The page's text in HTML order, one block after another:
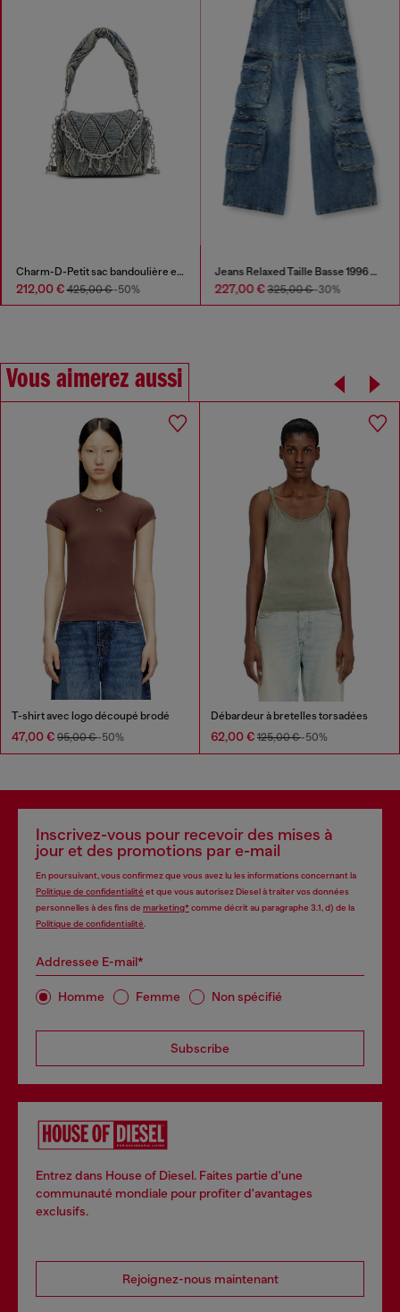
Charm-D-Petit sac bandoulière en denim matelassé
212,00 €425,00 €-50%
Jeans Relaxed Taille Basse 1996 D-Sire
227,00 €325,00 €-30%
Vous aimerez aussi
T-shirt avec logo découpé brodé
47,00 € 95,00 €-50%
Débardeur à bretelles torsadées
62,00 € 125,00 €-50%
Inscrivez-vous pour recevoir des mises à
jour et des promotions par e-mail
En poursuivant, vous confirmez que vous avez lu les informations concernant la
Politique de confidentialité et que vous autorisez Diesel à traiter vos données
personnelles à des fins de marketing*comme décrit au paragraphe 3.1, d) de la
Politique de confidentialité
Addressee E-mail*
Homme Femme Non spécifié
Subscribe
Entrez dans House of Diesel. Faites partie d'une
communauté mondiale pour profiter d'avantages
exclusifs.
Rejoignez-nous maintenant